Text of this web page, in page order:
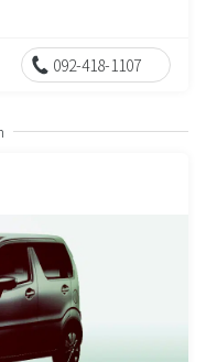
092-418-1107